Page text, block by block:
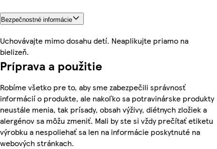
Bezpečnostné informácie
Uchovávajte mimo dosahu detí. Neaplikujte priamo na
bielizeň.
Príprava a použitie
Robíme všetko pre to, aby sme zabezpečili správnosť
informácií o produkte, ale nakoľko sa potravinárske produkty
neustále menia, tak prísady, obsah výživy, diétnych zložiek a
alergénov sa môžu zmeniť. Mali by ste si vždy prečítať etiketu
výrobku a nespoliehať sa len na informácie poskytnuté na
webových stránkach.